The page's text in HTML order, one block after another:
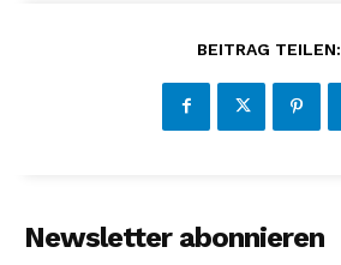
BEITRAG TEILEN:
Newsletter abonnieren